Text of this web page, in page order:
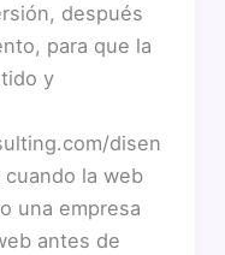
después
para que la
y
disen
la web
una empresa
antes de